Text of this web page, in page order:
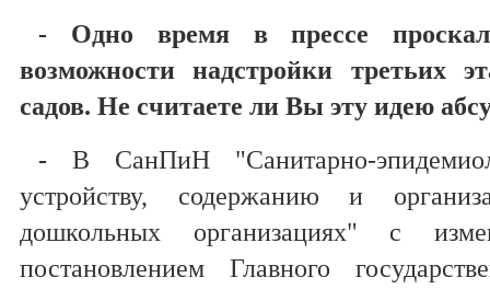
- Одно время в прессе
возможности надстройки третьих
садов. Не считаете ли Вы эту идею
-В СанПиН "Санитарно-
устройству, содержанию и
дошкольных организациях" с
постановлением Главного